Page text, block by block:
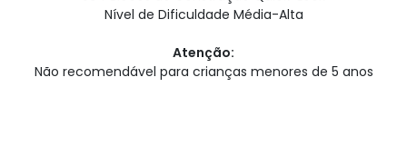
Nível de Dificuldade Média-Alta
Atenção:
Não recomendável para crianças menores de 5 anos